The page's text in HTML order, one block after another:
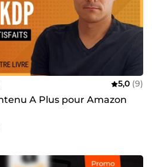
5,0 (9)
A Plus pour Amazon